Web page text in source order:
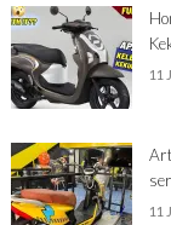
11
11